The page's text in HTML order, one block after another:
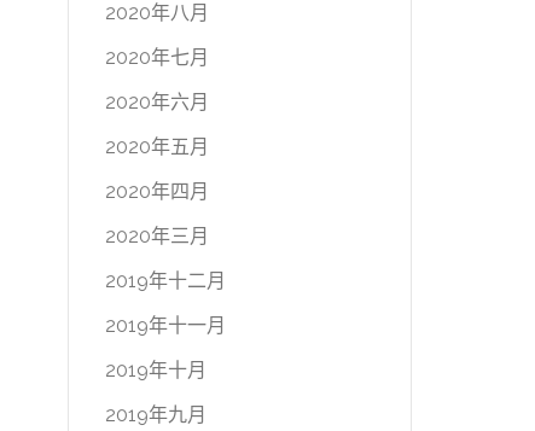
2020年八月
2020年七月
2020年六月
2020年五月
2020年四月
2020年三月
2019年十二月
2019年十一月
2019年十月
2019年九月